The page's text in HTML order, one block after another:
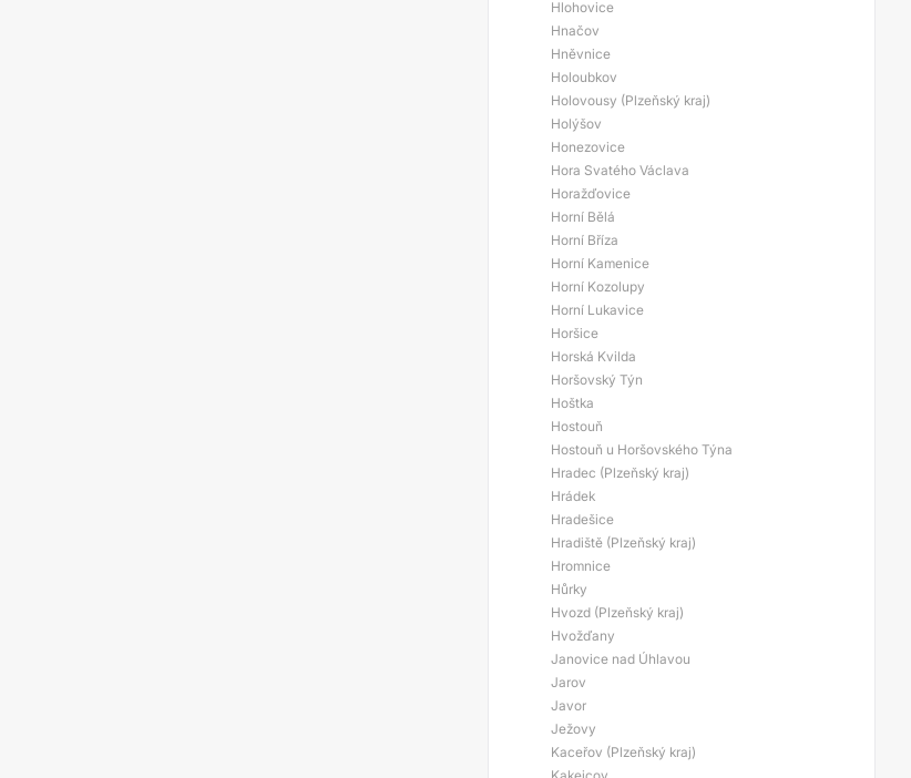
Hlohovice
Hnačov
Hněvnice
Holoubkov
Holovousy (Plzeňský kraj)
Holýšov
Honezovice
Hora Svatého Václava
Horažďovice
Horní Bělá
Horní Bříza
Horní Kamenice
Horní Kozolupy
Horní Lukavice
Horšice
Horská Kvilda
Horšovský Týn
Hoštka
Hostouň
Hostouň u Horšovského Týna
Hradec (Plzeňský kraj)
Hrádek
Hradešice
Hradiště (Plzeňský kraj)
Hromnice
Hůrky
Hvozd (Plzeňský kraj)
Hvožďany
Janovice nad Úhlavou
Jarov
Javor
Ježovy
Kaceřov (Plzeňský kraj)